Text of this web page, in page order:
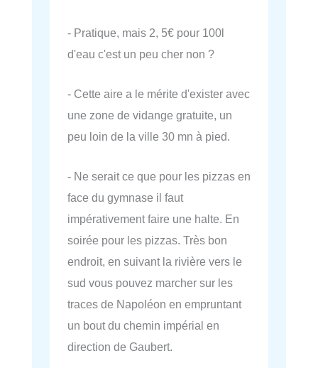
- Pratique, mais 2, 5€ pour 100l
d'eau c'est un peu cher non ?
- Cette aire a le mérite d'exister avec
une zone de vidange gratuite, un
peu loin de la ville 30 mn à pied.
- Ne serait ce que pour les pizzas en
face du gymnase il faut
impérativement faire une halte. En
soirée pour les pizzas. Très bon
endroit, en suivant la rivière vers le
sud vous pouvez marcher sur les
traces de Napoléon en empruntant
un bout du chemin impérial en
direction de Gaubert.